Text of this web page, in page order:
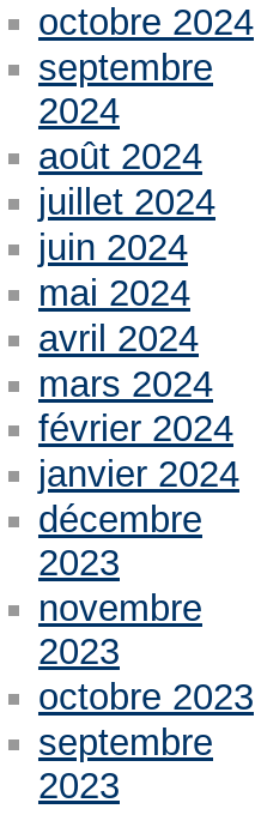
octobre 2024
septembre
2024
août 2024
juillet 2024
juin 2024
mai 2024
avril 2024
mars 2024
février 2024
janvier 2024
décembre
2023
novembre
2023
octobre 2023
septembre
2023